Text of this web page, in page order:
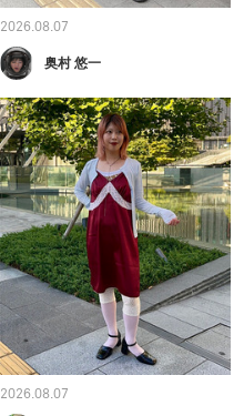
2026.08.07
奥村 悠一
2026.08.07